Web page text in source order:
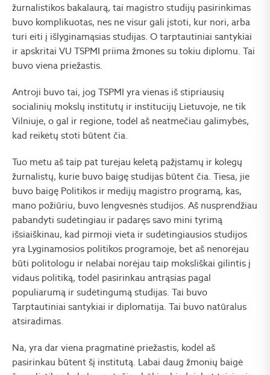
žurnalistikos bakalaurą, tai magistro studijų pasirinkimas
buvo komplikuotas, nes ne visur gali įstoti, kur nori, arba
turi eiti į išlyginamąsias studijas. O tarptautiniai santykiai
ir apskritai VU TSPMI priima žmones su tokiu diplomu. Tai
buvo viena priežastis.
Antroji buvo tai, jog TSPMI yra vienas iš stipriausių
socialinių mokslų institutų ir institucijų Lietuvoje, ne tik
Vilniuje, o gal ir regione, todėl aš neatmečiau galimybės,
kad reikėtų stoti būtent čia.
Tuo metu aš taip pat turėjau keletą pažįstamų ir kolegų
žurnalistų, kurie buvo baigę studijas būtent čia. Tiesa, jie
buvo baigę Politikos ir medijų magistro programą, kas,
mano požiūriu, buvo lengvesnės studijos. Aš nusprendžiau
pabandyti sudėtingiau ir padaręs savo mini tyrimą
išsiaiškinau, kad pirmoji vieta ir sudėtingiausios studijos
yra Lyginamosios politikos programoje, bet aš nenorėjau
būti politologu ir nelabai norėjau taip moksliškai gilintis į
vidaus politiką, todėl pasirinkau antrąsias pagal
populiarumą ir sudėtingumą studijas. Tai buvo
Tarptautiniai santykiai ir diplomatija. Tai buvo natūralus
atsiradimas.
Na, yra dar viena pragmatinė priežastis, kodėl aš
pasirinkau būtent šį institutą. Labai daug žmonių baigė